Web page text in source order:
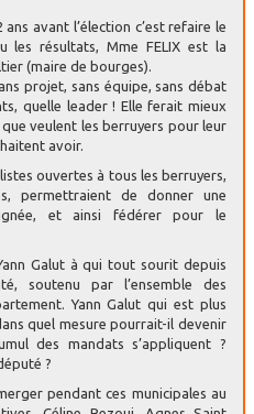
avant l’élection c’est refaire le
les résultats, Mme FELIX est la
(maire de bourges).
projet, sans équipe, sans débat
quelle leader ! Elle ferait mieux
veulent les berruyers pour leur
avoir.
ouvertes à tous les berruyers,
permettraient de donner une
et ainsi fédérer pour le
Galut à qui tout sourit depuis
soutenu par l’ensemble des
Yann Galut qui est plus
quel mesure pourrait-il devenir
des mandats s’appliquent ?
?
pendant ces municipales au